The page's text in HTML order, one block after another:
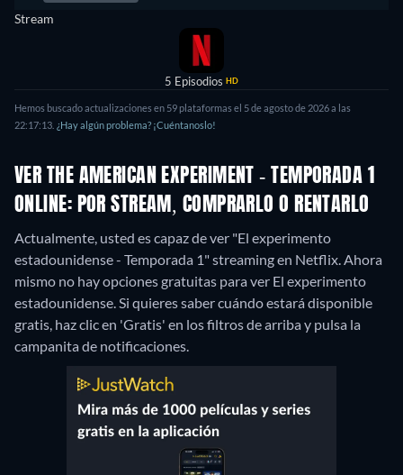
Stream
5 Episodios HD
Hemos buscado actualizaciones en 59 plataformas el 5 de agosto de 2026 a las
22:17:13. ¿Hay algún problema? ¡Cuéntanoslo!
VER THE AMERICAN EXPERIMENT - TEMPORADA 1
ONLINE: POR STREAM, COMPRARLO O RENTARLO
Actualmente, usted es capaz de ver "El experimento
estadounidense - Temporada 1" streaming en Netflix.Ahora
mismo no hay opciones gratuitas para ver El experimento
estadounidense. Si quieres saber cuándo estará disponible
gratis, haz clic en 'Gratis' en los filtros de arriba y pulsa la
campanita de notificaciones.